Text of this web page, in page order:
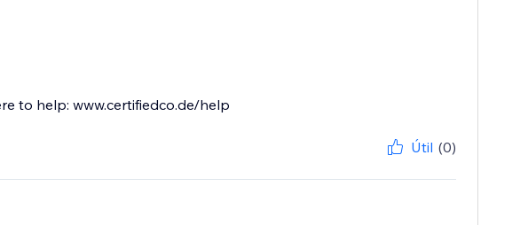
to help: www.certifiedco.de/help
Útil (0)